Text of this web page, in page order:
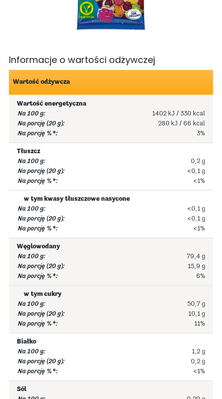
Informacje o wartości odżywczej
Wartość odżywcza
Wartość energetyczna
1402 kJ / 330 kcal
280 kJ / 66 kcal
3%
Tłuszcz
0,2 g
<0,1 g
<1%
w tym kwasy tłuszczowe nasycone
<0,1 g
<0,1 g
<1%
Węglowodany
79,4 g
15,9 g
6%
w tym cukry
50,7 g
10,1 g
11%
Białko
1,2 g
0,2 g
<1%
Sól